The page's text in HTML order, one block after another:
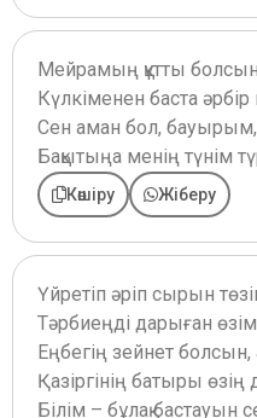
Мейрамың құтты болсын
Күлкіменен баста әрбір
Сен аман бол,
Бақытыңа менің түнім
Көшіру Жіберу
Үйретіп әріп сырын
Тәрбиеңді дарыған
Еңбегің зейнет болсын,
Қазіргінің батыры өзің
Білім – бұлақ бастауын